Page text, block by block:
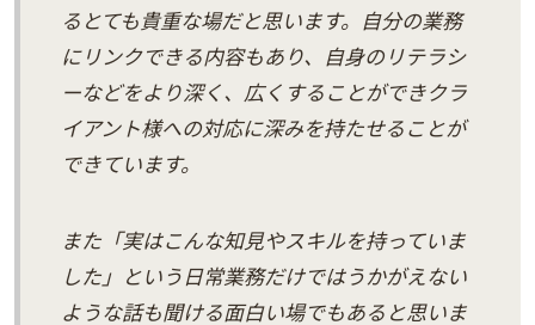
るとても貴重な場だと思います。自分の業務
にリンクできる内容もあり、自身のリテラシ
ーなどをより深く、広くすることができクラ
イアント様への対応に深みを持たせることが
できています。
また「実はこんな知見やスキルを持っていま
した」という日常業務だけではうかがえない
ような話も聞ける面白い場でもあると思いま